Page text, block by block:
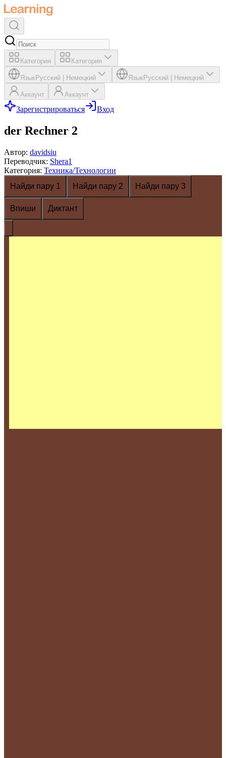
Категория Категория
ЯзыкРусский Немецкий ЯзыкРусский Немецкий
Аккаунт Аккаунт
Зарегистрироваться Вход
der Rechner 2
Автор: davidsiu
Переводчик: Shera1
Категория: Техника/Технологии
Найди пару 1
Найди пару 2 Найди пару 3
Впиши Диктант